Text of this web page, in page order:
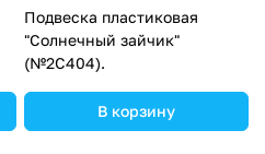
Подвеска пластиковая
"Солнечный зайчик"
(№2С404).
В корзину